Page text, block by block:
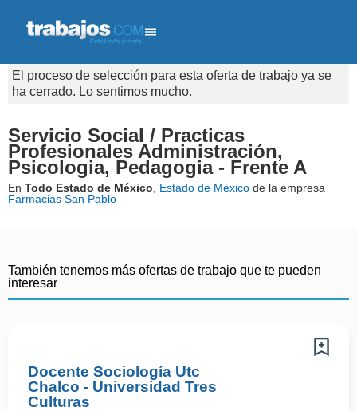
El proceso de selección para esta oferta de trabajo ya se
ha cerrado. Lo sentimos mucho.
Servicio Social / Practicas
Profesionales Administración,
Psicologia, Pedagogia - Frente A
En Todo Estado de México Estado de México de la empresa
Farmacias San Pablo
También tenemos más ofertas de trabajo que te pueden
interesar
Docente Sociología Utc
Chalco - Universidad Tres
Culturas